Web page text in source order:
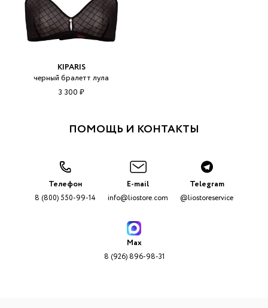
KIPARIS
черный бралетт лула
3 300 ₽
ПОМОЩЬ И КОНТАКТЫ
Телефон
8 (800) 550-99-14
E-mail
info@liostore.com
Telegram
@liostoreservice
Max
8 (926) 896-98-31